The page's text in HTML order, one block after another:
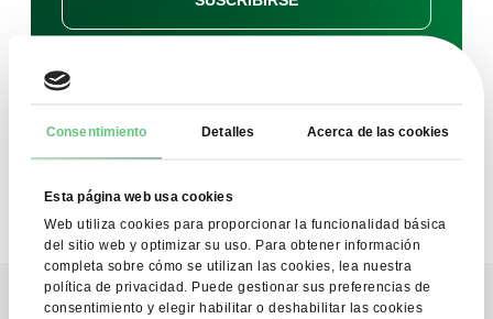
Consentimiento Detalles Acerca de las cookies
Esta página web usa cookies
Web utiliza cookies para proporcionar la funcionalidad básica
del sitio web y optimizar su uso. Para obtener información
completa sobre cómo se utilizan las cookies, lea nuestra
política de privacidad. Puede gestionar sus preferencias de
consentimiento y elegir habilitar o deshabilitar las cookies